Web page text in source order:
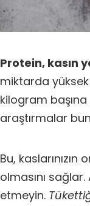
Protein, kasın
miktarda
kilogram başına
araştırmalar
Bu,
olmasını
etmeyin.